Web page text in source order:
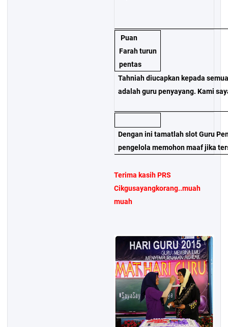
Puan
Farah turun
pentas
Tahniah diucapkan kepada
adalah guru penyayang. Kami
Dengan ini tamatlah slot Guru
pengelola memohon maaf jika
Terima kasih PRS
Cikgusayangkorang..muah
muah